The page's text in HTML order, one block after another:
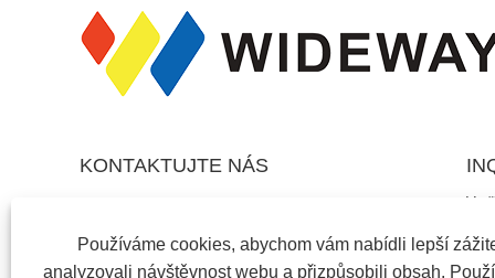
V
KONTAKTUJTE NÁS
Street, Zhenhai District, Ningbo City, Zhejiang,
Čína
Používáme cookies, abychom vám nabídli lepší
analyzovali návštěvnost webu a přizpůsobili obsah.